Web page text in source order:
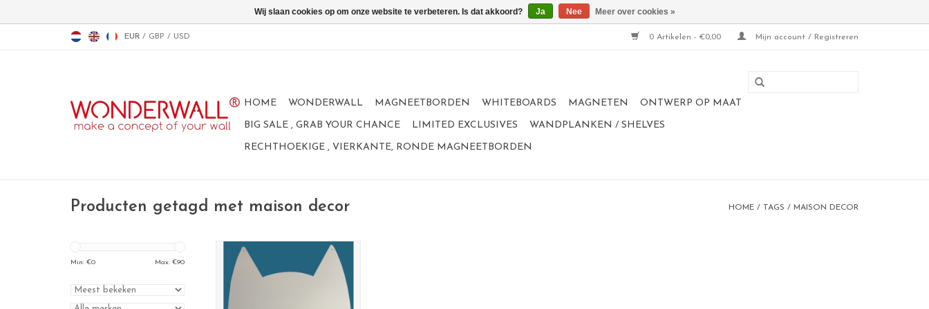
EUR / GBP / USD 0 Artikelen - €0,00 Mijn account / Registreren
HOME WONDERWALL MAGNEETBORDEN WHITEBOARDS MAGNETEN ONTWERP OP MAAT
BIG SALE , GRAB YOUR CHANCE LIMITED EXCLUSIVES WANDPLANKEN / SHELVES
RECHTHOEKIGE , VIERKANTE, RONDE MAGNEETBORDEN
Producten getagd met maison decor HOME / TAGS / MAISON DECOR
Min: €0 Max: €90
Magneetbord kat
Deze kat wordt je nieuwste
Large bord met veel plaats voor
Wij slaan cookies op om onze website te verbeteren. Is dat akkoord? Ja Nee Meer over cookies »